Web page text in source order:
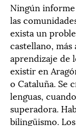
Ningún
las
exista un
castellano,
aprendizaje de
existir en
o Cataluña. Se
lenguas,
superadora.
bilingüismo.